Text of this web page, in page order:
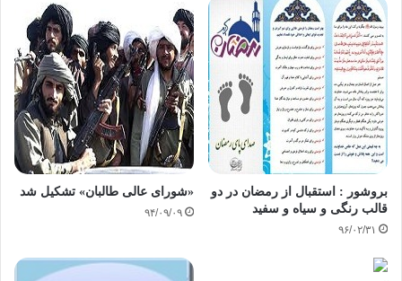
حیات و پس از مرگ آنهاست و سرچشمه این حقوق یا آیات قرآن یا احادیث
رسول خداست و
التزام فرزندان به این مسئولیت‌ها فرض عین است؛ زیرا پدر و مادر سبب وجود
و زندگی
فرزندان را فراهم نموده‌اند و لازم است از هیچ تلاشی برای حل مشکلات و جلب
رضایتشان دریغ نشود.
مسئولیت فرزندان در مقابل پدر و مادر که در
حال حیات قرار دارند عبارتند از :
1- نیکی و فرمانبرداری
فرزندان موظفند که با والدین خود به بهترین
روش رفتار نمایند و از هر نوع بدرفتاری با ایشان پرهیز کنند و حتی از گفتن کلمه
بروشور : استقبال از رمضان در دو
قالب رنگی و سیاه و سفید
۹۶/۰۲/۳۱
«شورای عالی طالبان» تشکیل شد
۹۴/۰۹/۰۹